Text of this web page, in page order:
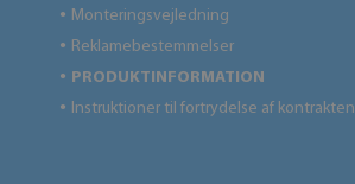
● Monteringsvejledning
● Reklamebestemmelser
● PRODUKTINFORMATION
● Instruktioner til fortrydelse af kontrakten